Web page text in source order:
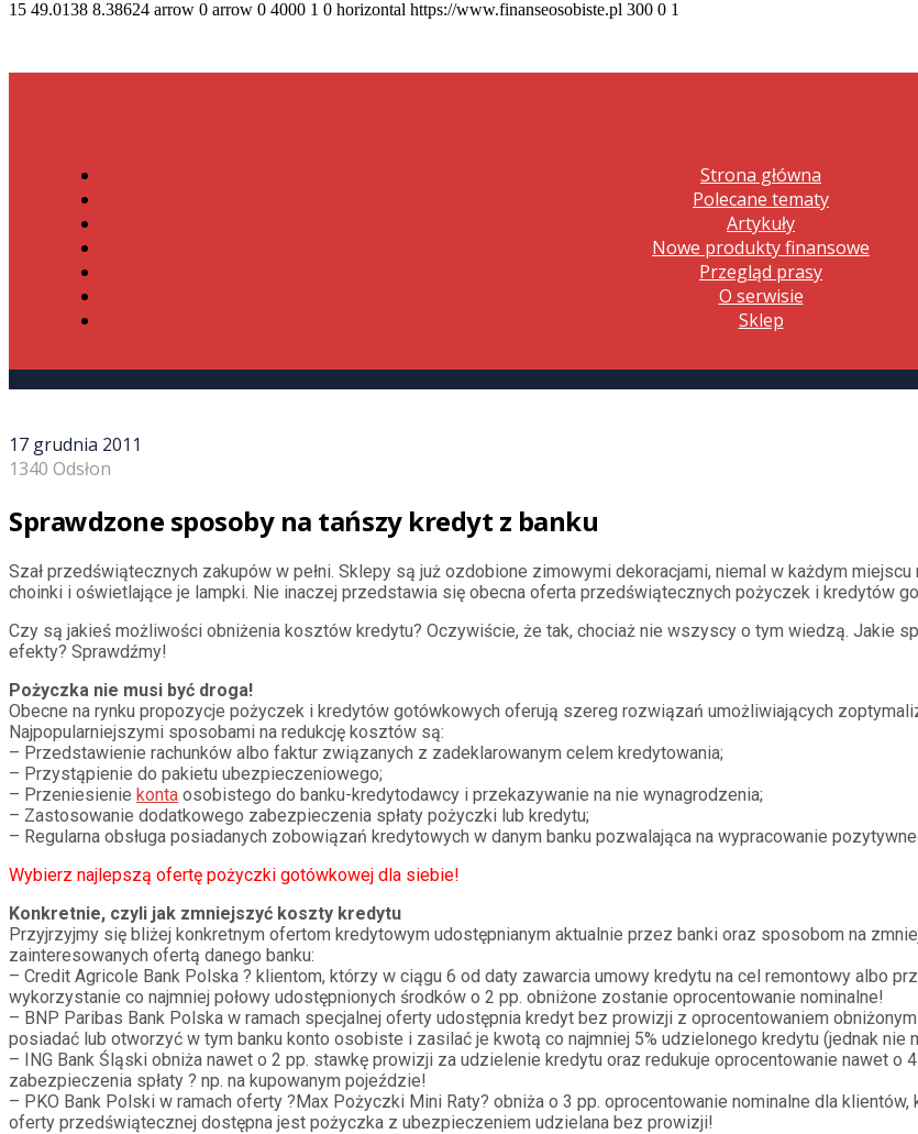
15 49.0138 8.38624 arrow 0 arrow 0 4000 1 0 horizontal https://www.finanseosobiste.pl 300 0 1
Strona główna
Polecane tematy
Artykuły
Nowe produkty finansowe
Przegląd prasy
O serwisie
Sklep
17 grudnia 2011
1340 Odsłon
Sprawdzone sposoby na tańszy kredyt z banku
Szał przedświątecznych zakupów w pełni. Sklepy są już ozdobione zimowymi dekoracjami, niemal w każdym
choinki i oświetlające je lampki. Nie inaczej przedstawia się obecna oferta przedświątecznych pożyczek i kredytów
Czy są jakieś możliwości obniżenia kosztów kredytu? Oczywiście, że tak, chociaż nie wszyscy o tym wiedzą. Jakie
efekty? Sprawdźmy!
Pożyczka nie musi być droga!
Obecne na rynku propozycje pożyczek i kredytów gotówkowych oferują szereg rozwiązań umożliwiających
Najpopularniejszymi sposobami na redukcję kosztów są:
– Przedstawienie rachunków albo faktur związanych z zadeklarowanym celem kredytowania;
– Przystąpienie do pakietu ubezpieczeniowego;
– Przeniesienie konta osobistego do banku-kredytodawcy i przekazywanie na nie wynagrodzenia;
– Zastosowanie dodatkowego zabezpieczenia spłaty pożyczki lub kredytu;
– Regularna obsługa posiadanych zobowiązań kredytowych w danym banku pozwalająca na wypracowanie
Wybierz najlepszą ofertę pożyczki gotówkowej dla siebie!
Konkretnie, czyli jak zmniejszyć koszty kredytu
Przyjrzyjmy się bliżej konkretnym ofertom kredytowym udostępnianym aktualnie przez banki oraz sposobom na
zainteresowanych ofertą danego banku:
– Credit Agricole Bank Polska ? klientom, którzy w ciągu 6 od daty zawarcia umowy kredytu na cel remontowy albo
wykorzystanie co najmniej połowy udostępnionych środków o 2 pp. obniżone zostanie oprocentowanie nominalne!
– BNP Paribas Bank Polska w ramach specjalnej oferty udostępnia kredyt bez prowizji z oprocentowaniem
posiadać lub otworzyć w tym banku konto osobiste i zasilać je kwotą co najmniej 5% udzielonego kredytu (jednak nie
– ING Bank Śląski obniża nawet o 2 pp. stawkę prowizji za udzielenie kredytu oraz redukuje oprocentowanie nawet o
zabezpieczenia spłaty ? np. na kupowanym pojeździe!
– PKO Bank Polski w ramach oferty ?Max Pożyczki Mini Raty? obniża o 3 pp. oprocentowanie nominalne dla
oferty przedświątecznej dostępna jest pożyczka z ubezpieczeniem udzielana bez prowizji!